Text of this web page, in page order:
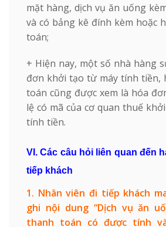
mặt hàng, dịch vụ ăn uống
và có bảng kê đính kèm hoặc
toán;
+ Hiện nay, một số nhà hàng
đơn khởi tạo từ máy tính tiền,
toán cũng được xem là hóa
lệ có mã của cơ quan thuế
tính tiền.
VI. Các câu hỏi liên quan đến
tiếp khách
1. Nhân viên đi tiếp khách
ghi nội dung “Dịch vụ ăn
thanh toán có được tính